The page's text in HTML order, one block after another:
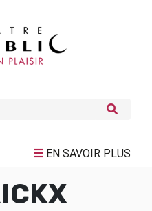
EN SAVOIR PLUS